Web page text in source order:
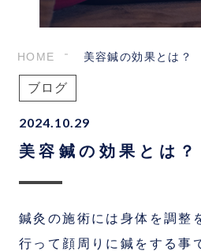
HOME 美容鍼の効果とは？
ブログ
2024.10.29
美容鍼の効果とは？
鍼灸の施術には身体を調整
行って顔周りに鍼をする事